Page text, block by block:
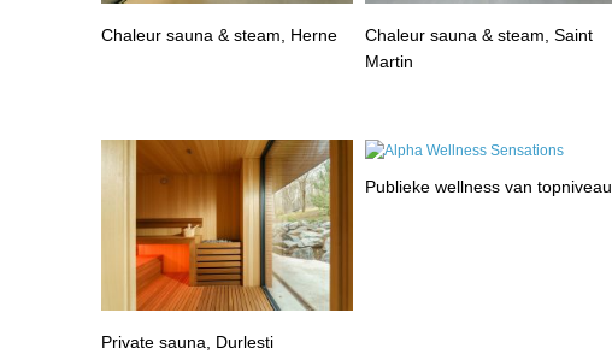
Chaleur sauna & steam, Herne
Chaleur sauna & steam, Saint
Martin
Private sauna, Durlesti
Publieke wellness van topniveau